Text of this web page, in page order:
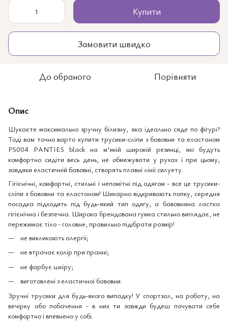
Купити
Замовити швидко
До обраного Порівняти
Опис
Шукаєте максимально зручну білизну, яка ідеально сяде по фігурі?
Тоді вам точно варто купити трусики-сліпи з бавовни та еластаном
PS004 PANTIES black на м'якій широкій резинці, які будуть
комфортно сидіти весь день, не обмежувати у рухах і при цьому,
завдяки еластичній бавовні, створять плавні лінії силуету.
Гігієнічні, комфортні, стильні і непомітні під одягом - все це трусики-
сліпи з бавовни та еластаном! Шикарно відкривають попку, середня
посадка підходить під будь-який тип одягу, а бавовняна ластка
гігієнічна і безпечна. Широка брендована гумка стильно виглядає, не
пережимає тіло - головне, правильно підібрати розмір!
не викликають алергії;
не втрачає колір при пранні;
не фарбує шкіру;
виготовлені з еластичної бавовни.
Зручні трусики для будь-якого випадку! У спортзал, на роботу, на
вечірку або побачення - в них ти завжди будеш почувати себе
комфортно і впевнено у собі.